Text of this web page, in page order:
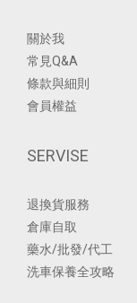
關於我
常見Q&A
條款與細則
會員權益
SERVISE
退換貨服務
倉庫自取
藥水/批發/代工
洗車保養全攻略